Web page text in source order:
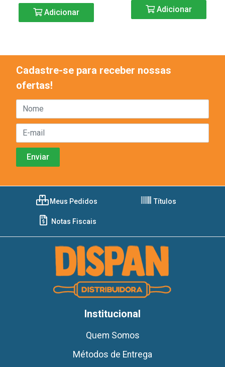
Adicionar Adicionar
Cadastre-se para receber nossas
ofertas!
Meus Pedidos Títulos
Notas Fiscais
Institucional
Quem Somos
Métodos de Entrega